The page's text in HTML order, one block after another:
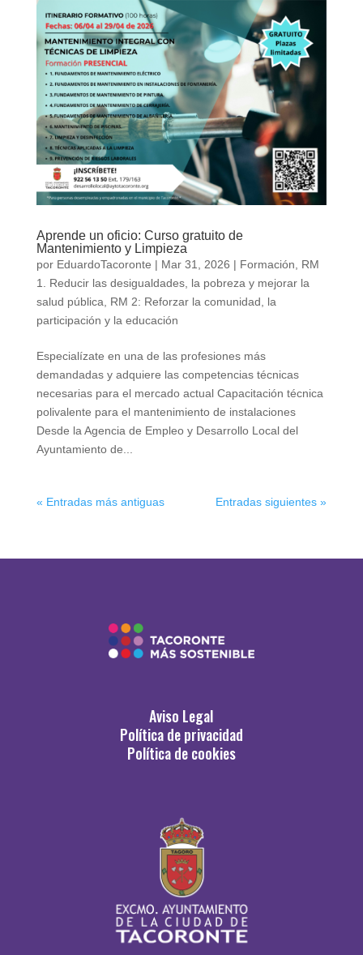
Aprende un oficio: Curso gratuito de
Mantenimiento y Limpieza
por EduardoTacoronte | Mar 31, 2026 | Formación, RM
1. Reducir las desigualdades, la pobreza y mejorar la
salud pública, RM 2: Reforzar la comunidad, la
participación y la educación
Especialízate en una de las profesiones más
demandadas y adquiere las competencias técnicas
necesarias para el mercado actual Capacitación técnica
polivalente para el mantenimiento de instalaciones
Desde la Agencia de Empleo y Desarrollo Local del
Ayuntamiento de...
« Entradas más antiguas Entradas siguientes »
Aviso Legal
Política de privacidad
Política de cookies